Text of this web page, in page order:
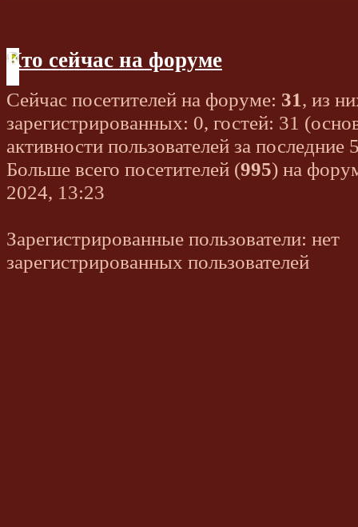
Кто сейчас на форуме
Сейчас посетителей на форуме: 31, из
зарегистрированных: 0, гостей: 31
активности пользователей за последние
Больше всего посетителей (995) на
2024, 13:23
Зарегистрированные пользователи: нет
зарегистрированных пользователей